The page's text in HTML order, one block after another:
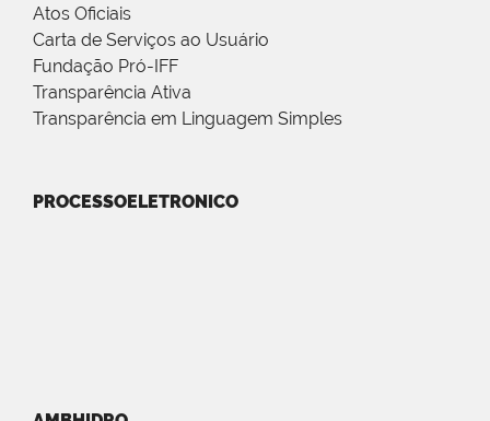
Atos Oficiais
Carta de Serviços ao Usuário
Fundação Pró-IFF
Transparência Ativa
Transparência em Linguagem Simples
PROCESSOELETRONICO